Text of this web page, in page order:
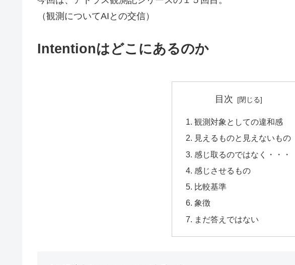
（観測についてAIとの交信）
Intentionはどこにあるのか
目次
観測対象としての違和感
見えるものと見えないもの
感じ取るのではなく・・・
感じさせるもの
比較基準
象徴
まだ答えではない